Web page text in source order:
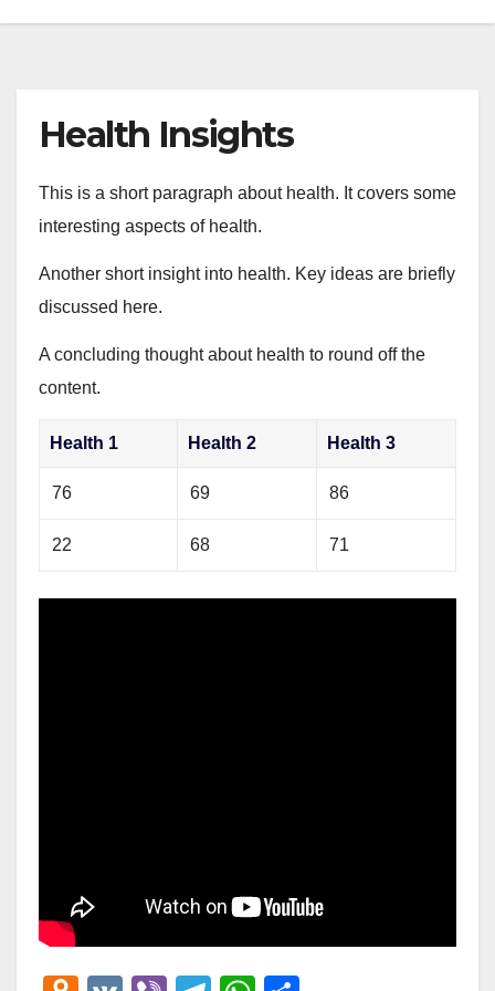
Health Insights
This is a short paragraph about health. It covers some
interesting aspects of health.
Another short insight into health. Key ideas are briefly
discussed here.
A concluding thought about health to round off the
content.
Health 1 Health 2 Health 3
76 69 86
22 68 71